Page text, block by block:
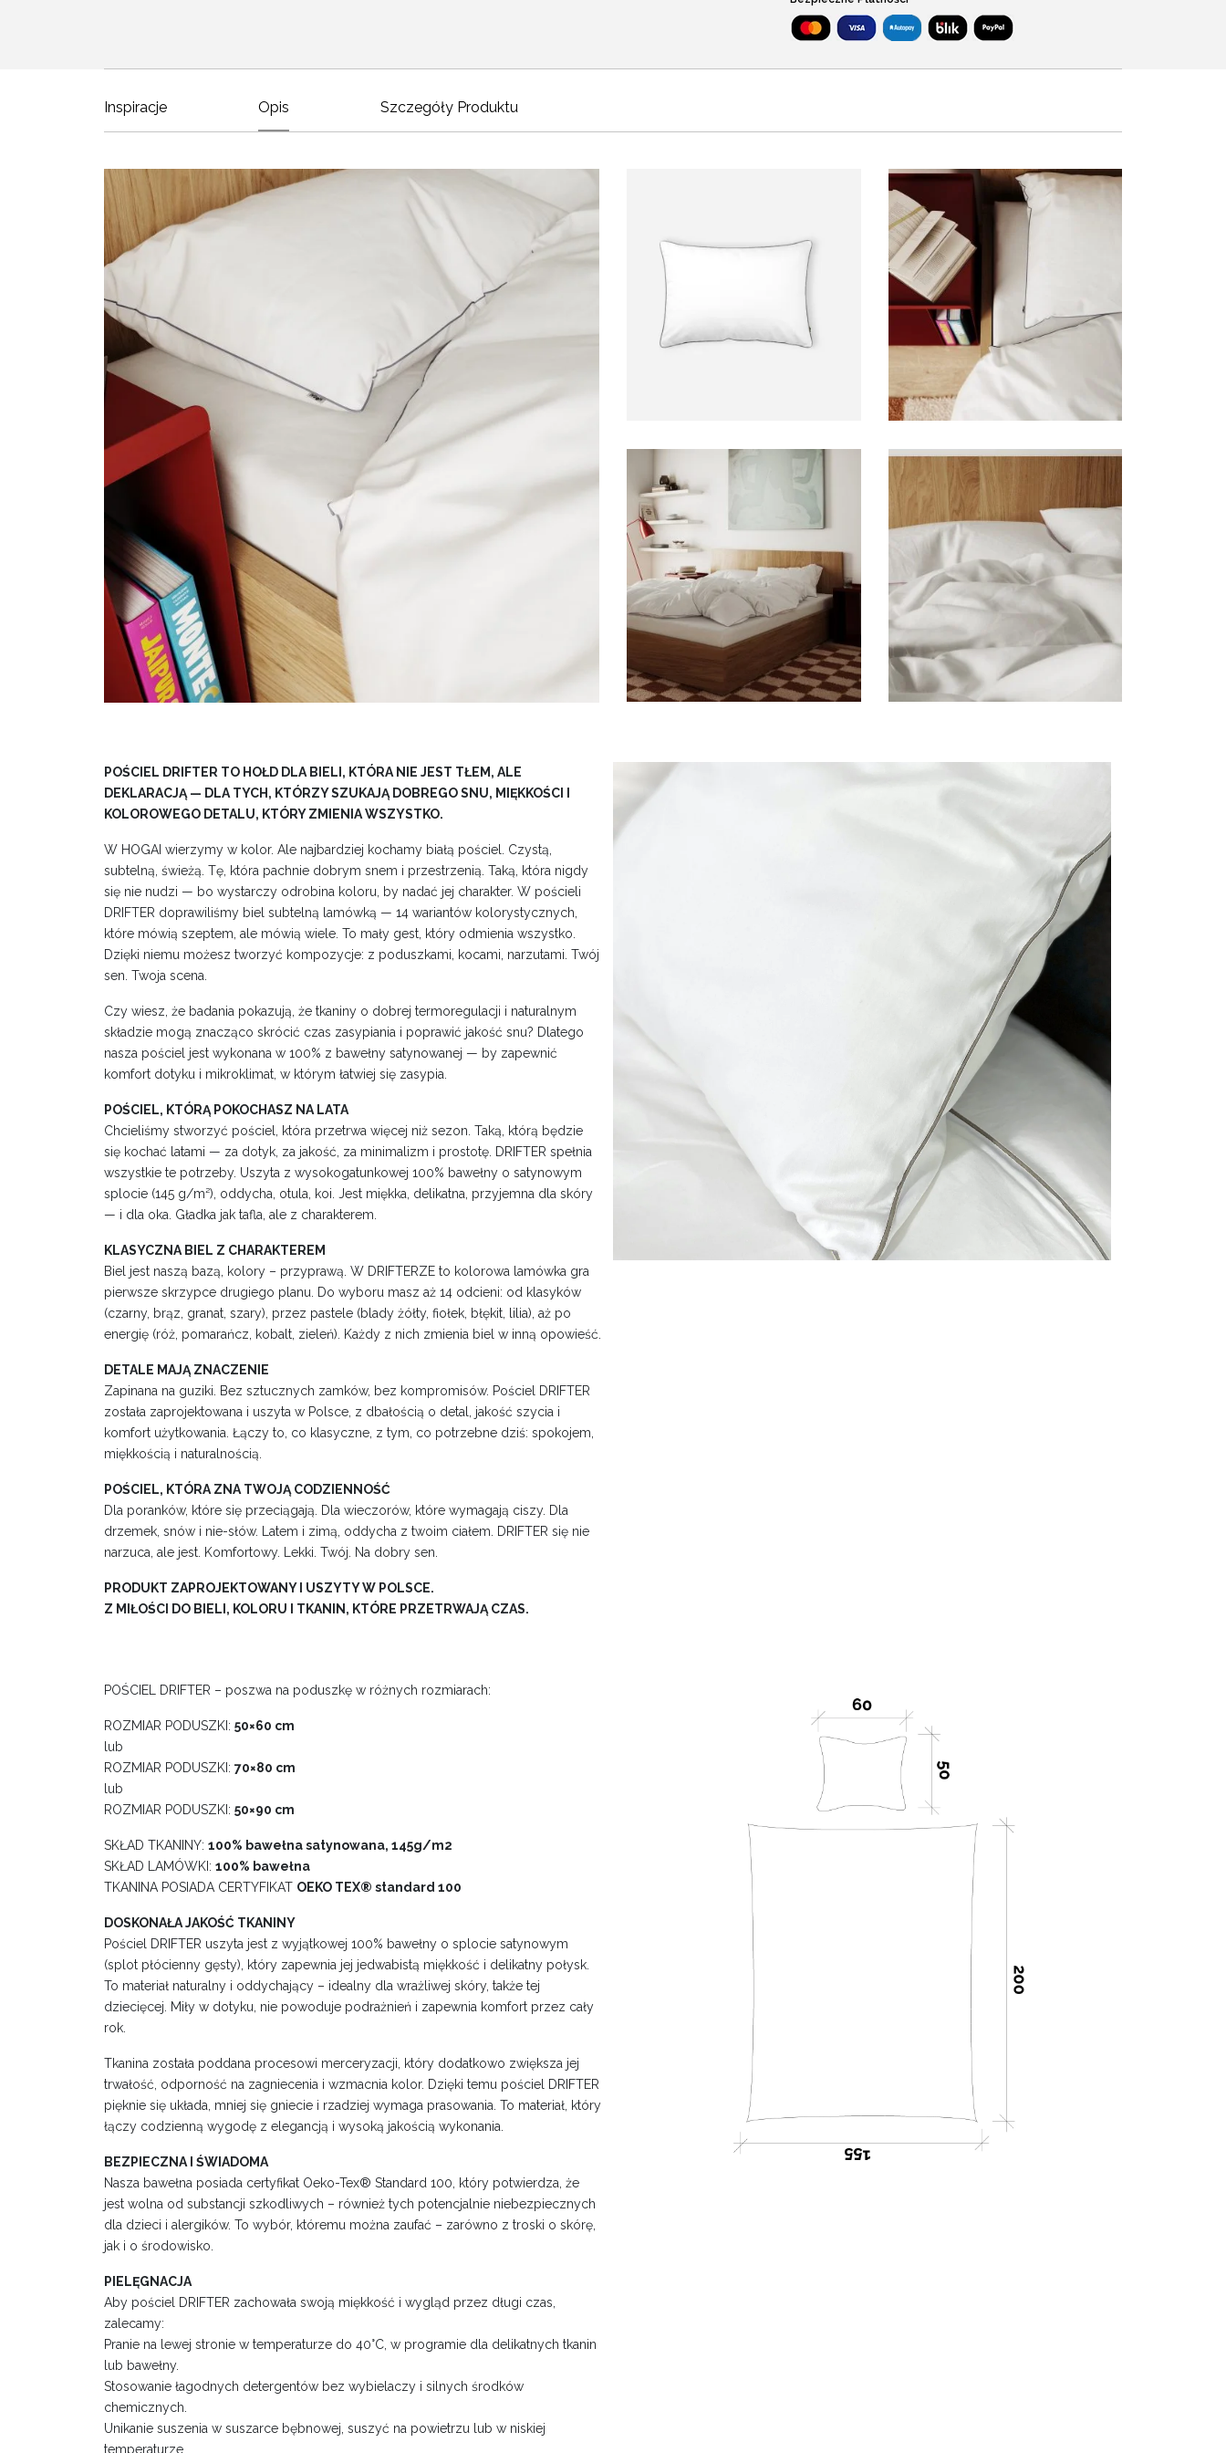
Inspiracje Opis Szczegóły Produktu
POŚCIEL DRIFTER TO HOŁD DLA BIELI, KTÓRA NIE JEST TŁEM, ALE
DEKLARACJĄ — DLA TYCH, KTÓRZY SZUKAJĄ DOBREGO SNU, MIĘKKOŚCI I
KOLOROWEGO DETALU, KTÓRY ZMIENIA WSZYSTKO.
W HOGAI wierzymy w kolor. Ale najbardziej kochamy białą pościel. Czystą,
subtelną, świeżą. Tę, która pachnie dobrym snem i przestrzenią. Taką, która nigdy
się nie nudzi — bo wystarczy odrobina koloru, by nadać jej charakter. W pościeli
DRIFTER doprawiliśmy biel subtelną lamówką — 14 wariantów kolorystycznych,
które mówią szeptem, ale mówią wiele. To mały gest, który odmienia wszystko.
Dzięki niemu możesz tworzyć kompozycje: z poduszkami, kocami, narzutami. Twój
sen. Twoja scena.
Czy wiesz, że badania pokazują, że tkaniny o dobrej termoregulacji i naturalnym
składzie mogą znacząco skrócić czas zasypiania i poprawić jakość snu? Dlatego
nasza pościel jest wykonana w 100% z bawełny satynowanej — by zapewnić
komfort dotyku i mikroklimat, w którym łatwiej się zasypia.
POŚCIEL, KTÓRĄ POKOCHASZ NA LATA
Chcieliśmy stworzyć pościel, która przetrwa więcej niż sezon. Taką, którą będzie
się kochać latami — za dotyk, za jakość, za minimalizm i prostotę. DRIFTER spełnia
wszystkie te potrzeby. Uszyta z wysokogatunkowej 100% bawełny o satynowym
splocie (145 g/m²), oddycha, otula, koi. Jest miękka, delikatna, przyjemna dla skóry
— i dla oka. Gładka jak tafla, ale z charakterem.
KLASYCZNA BIEL Z CHARAKTEREM
Biel jest naszą bazą, kolory – przyprawą. W DRIFTERZE to kolorowa lamówka gra
pierwsze skrzypce drugiego planu. Do wyboru masz aż 14 odcieni: od klasyków
(czarny, brąz, granat, szary), przez pastele (blady żółty, fiołek, błękit, lilia), aż po
energię (róż, pomarańcz, kobalt, zieleń). Każdy z nich zmienia biel w inną opowieść.
DETALE MAJĄ ZNACZENIE
Zapinana na guziki. Bez sztucznych zamków, bez kompromisów. Pościel DRIFTER
została zaprojektowana i uszyta w Polsce, z dbałością o detal, jakość szycia i
komfort użytkowania. Łączy to, co klasyczne, z tym, co potrzebne dziś: spokojem,
miękkością i naturalnością.
POŚCIEL, KTÓRA ZNA TWOJĄ CODZIENNOŚĆ
Dla poranków, które się przeciągają. Dla wieczorów, które wymagają ciszy. Dla
drzemek, snów i nie-słów. Latem i zimą, oddycha z twoim ciałem. DRIFTER się nie
narzuca, ale jest. Komfortowy. Lekki. Twój. Na dobry sen.
PRODUKT ZAPROJEKTOWANY I USZYTY W POLSCE.
Z MIŁOŚCI DO BIELI, KOLORU I TKANIN, KTÓRE PRZETRWAJĄ CZAS.
POŚCIEL DRIFTER – poszwa na poduszkę w różnych rozmiarach:
ROZMIAR PODUSZKI: 50×60 cm
lub
ROZMIAR PODUSZKI: 70×80 cm
lub
ROZMIAR PODUSZKI: 50×90 cm
SKŁAD TKANINY: 100% bawełna satynowana, 145g/m2
SKŁAD LAMÓWKI: 100% bawełna
TKANINA POSIADA CERTYFIKAT OEKO TEX® standard 100
DOSKONAŁA JAKOŚĆ TKANINY
Pościel DRIFTER uszyta jest z wyjątkowej 100% bawełny o splocie satynowym
(splot płócienny gęsty), który zapewnia jej jedwabistą miękkość i delikatny połysk.
To materiał naturalny i oddychający – idealny dla wrażliwej skóry, także tej
dziecięcej. Miły w dotyku, nie powoduje podrażnień i zapewnia komfort przez cały
rok.
Tkanina została poddana procesowi merceryzacji, który dodatkowo zwiększa jej
trwałość, odporność na zagniecenia i wzmacnia kolor. Dzięki temu pościel DRIFTER
pięknie się układa, mniej się gniecie i rzadziej wymaga prasowania. To materiał, który
łączy codzienną wygodę z elegancją i wysoką jakością wykonania.
BEZPIECZNA I ŚWIADOMA
Nasza bawełna posiada certyfikat Oeko-Tex® Standard 100, który potwierdza, że
jest wolna od substancji szkodliwych – również tych potencjalnie niebezpiecznych
dla dzieci i alergików. To wybór, któremu można zaufać – zarówno z troski o skórę,
jak i o środowisko.
PIELĘGNACJA
Aby pościel DRIFTER zachowała swoją miękkość i wygląd przez długi czas,
zalecamy:
Pranie na lewej stronie w temperaturze do 40°C, w programie dla delikatnych tkanin
lub bawełny.
Stosowanie łagodnych detergentów bez wybielaczy i silnych środków
chemicznych.
Unikanie suszenia w suszarce bębnowej, suszyć na powietrzu lub w niskiej
temperaturze.